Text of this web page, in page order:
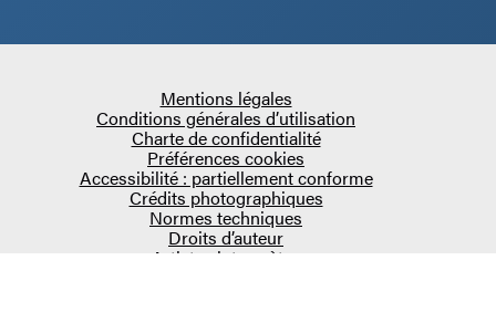
Mentions légales
Conditions générales d’utilisation
Charte de confidentialité
Préférences cookies
Accessibilité : partiellement conforme
Crédits photographiques
Normes techniques
Droits d’auteur
Artistes interprètes